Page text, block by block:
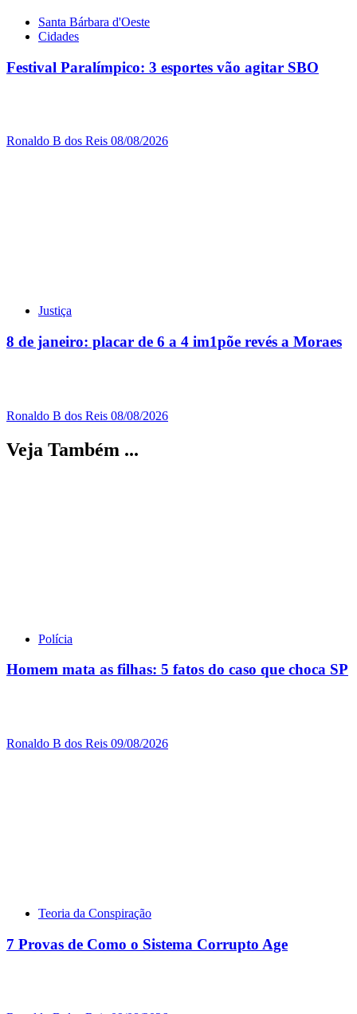
Santa Bárbara d'Oeste
Cidades
Festival Paralímpico: 3 esportes vão agitar SBO
Ronaldo B dos Reis 08/08/2026
Justiça
8 de janeiro: placar de 6 a 4 im1põe revés a Moraes
Ronaldo B dos Reis 08/08/2026
Veja Também ...
Polícia
Homem mata as filhas: 5 fatos do caso que choca SP
Ronaldo B dos Reis 09/08/2026
Teoria da Conspiração
7 Provas de Como o Sistema Corrupto Age